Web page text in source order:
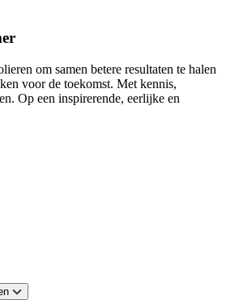
om samen betere resultaten te halen
voor de toekomst. Met kennis,
Op een inspirerende, eerlijke en